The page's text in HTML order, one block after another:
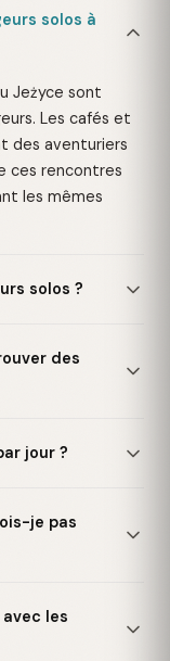
solos à
Jeżyce sont
Les cafés et
des aventuriers
ces rencontres
les mêmes
solos ?
des
jour ?
je pas
les